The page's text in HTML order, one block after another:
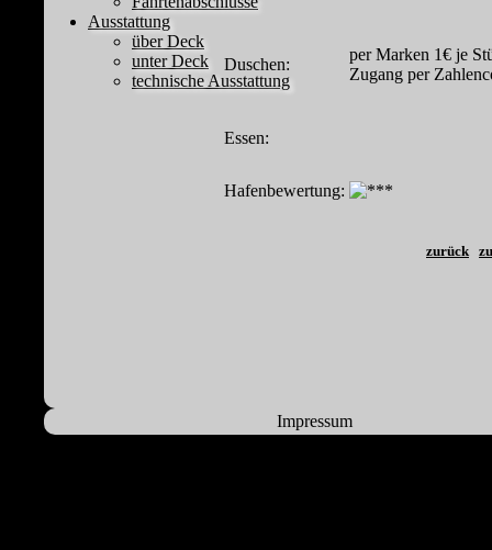
Ausstattung
über Deck
unter Deck
technische Ausstattung
Duschen:
per Marken 1€ je
Zugang per
Essen:
Hafenbewertung:
zurück
Impressum